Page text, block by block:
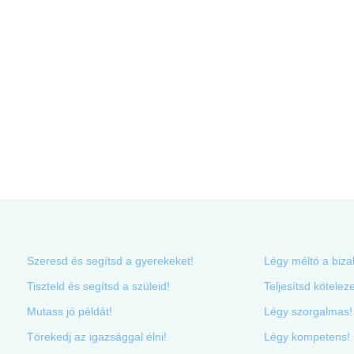
Szeresd és segítsd a gyerekeket!
Tiszteld és segítsd a szüleid!
Mutass jó példát!
Törekedj az igazsággal élni!
Légy méltó a
Teljesítsd
Légy szorgalmas!
Légy kompetens!